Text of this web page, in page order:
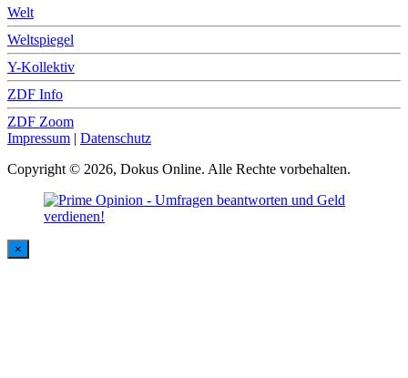
Welt
Weltspiegel
Y-Kollektiv
ZDF Info
ZDF Zoom
Impressum | Datenschutz
Copyright © 2026, Dokus Online. Alle Rechte vorbehalten.
×